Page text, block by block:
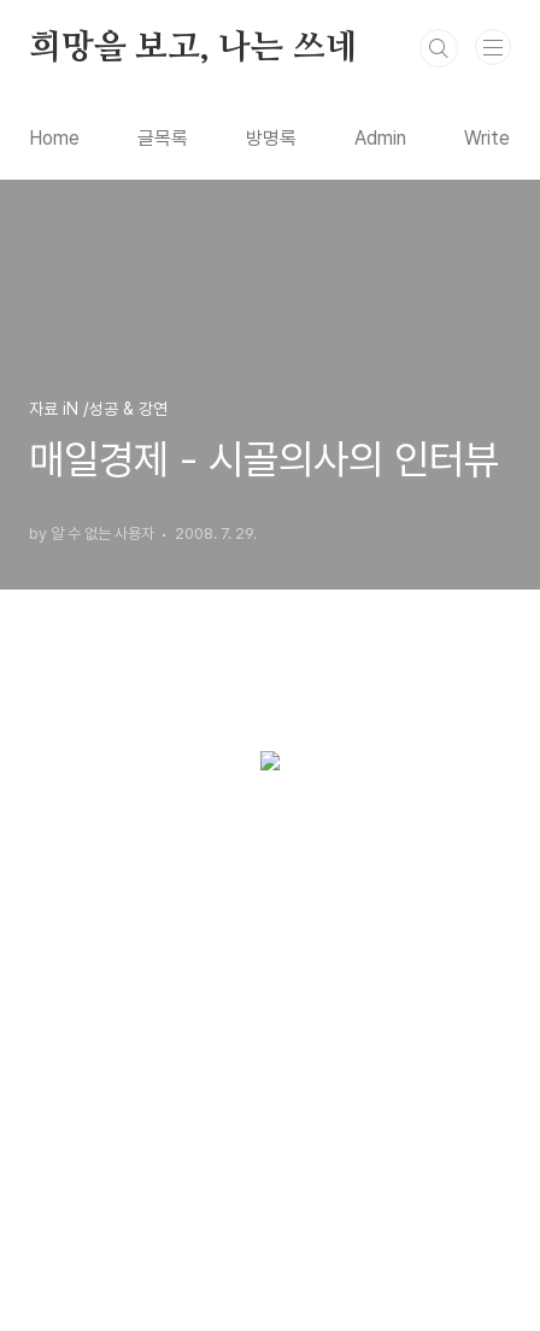
희망을 보고, 나는 쓰네
Home 글목록 방명록 Admin Write
자료 iN /성공 & 강연
매일경제 - 시골의사의 인터뷰
by 알 수 없는 사용자 2008. 7. 29.